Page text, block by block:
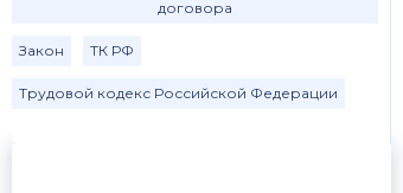
договора
Закон ТК РФ
Трудовой кодекс Российской Федерации